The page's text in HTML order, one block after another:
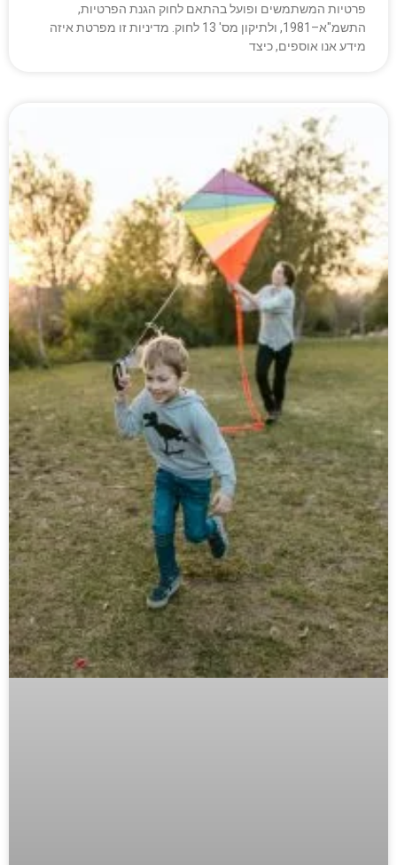
פרטיות המשתמשים ופועל בהתאם לחוק הגנת הפרטיות,
התשמ"א–1981, ולתיקון מס' 13 לחוק. מדיניות זו מפרטת איזה
מידע אנו אוספים, כיצד